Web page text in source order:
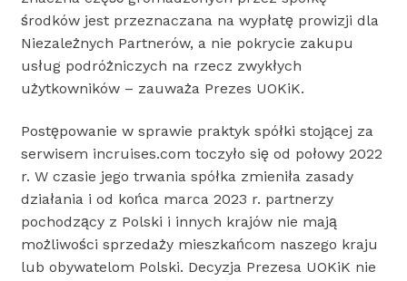
środków jest przeznaczana na wypłatę prowizji dla
Niezależnych Partnerów, a nie pokrycie zakupu
usług podróżniczych na rzecz zwykłych
użytkowników – zauważa Prezes UOKiK.
Postępowanie w sprawie praktyk spółki stojącej za
serwisem incruises.com toczyło się od połowy 2022
r. W czasie jego trwania spółka zmieniła zasady
działania i od końca marca 2023 r. partnerzy
pochodzący z Polski i innych krajów nie mają
możliwości sprzedaży mieszkańcom naszego kraju
lub obywatelom Polski. Decyzja Prezesa UOKiK nie